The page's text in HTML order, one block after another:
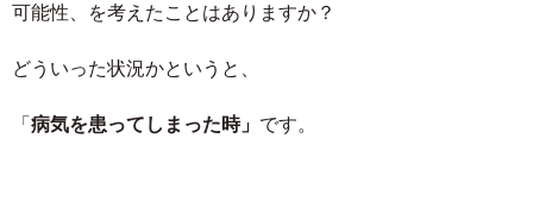
可能性、を考えたことはありますか？
どういった状況かというと、
「 病気を患ってしまった時」 です。